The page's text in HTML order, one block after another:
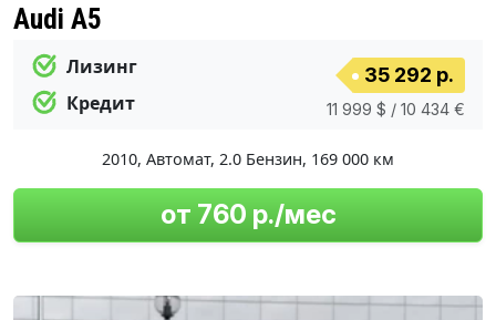
Audi A5
Лизинг
Кредит
35 292 р.
11 999 $ / 10 434 €
2010, Автомат, 2.0 Бензин, 169 000 км
от 760 р./мес